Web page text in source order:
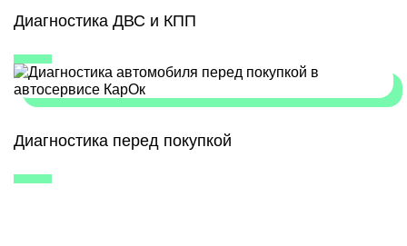
Диагностика ДВС и КПП
Диагностика перед покупкой